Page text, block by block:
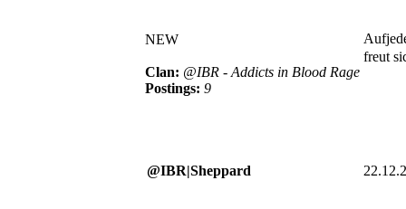
NEW
Clan: @IBR - Addicts in Blood Rage
Postings: 9
freut
@IBR|Sheppard